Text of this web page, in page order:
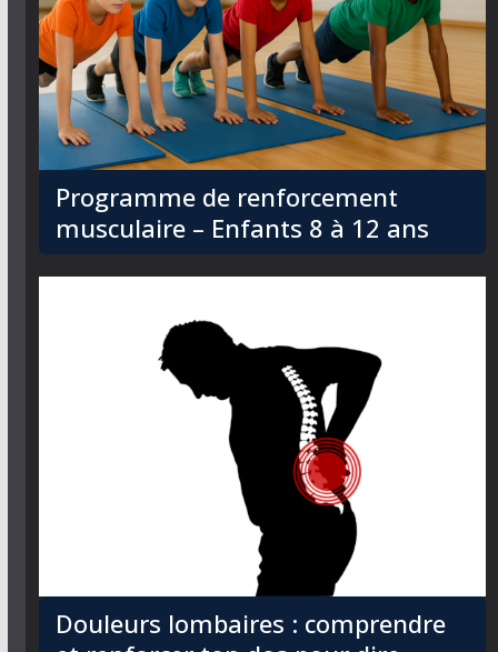
Programme de renforcement
musculaire – Enfants 8 à 12 ans
Douleurs lombaires : comprendre